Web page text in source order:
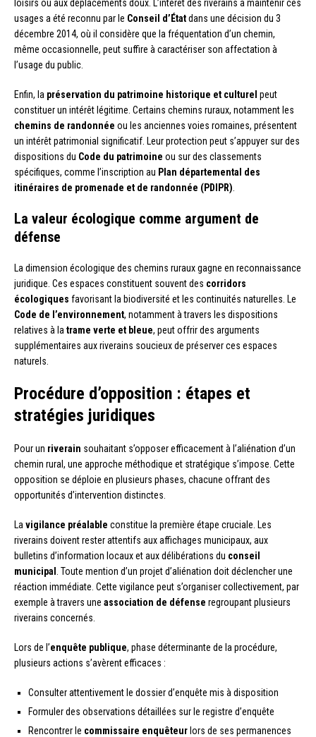
loisirs ou aux déplacements doux. L’intérêt des riverains à maintenir ces
usages a été reconnu par le Conseil d’Étatdans une décision du 3
décembre 2014, où il considère que la fréquentation d’un chemin,
même occasionnelle, peut suffire à caractériser son affectation à
l’usage du public.
Enfin, la préservation du patrimoine historique et culturel peut
constituer un intérêt légitime. Certains chemins ruraux, notamment les
chemins de randonnée ou les anciennes voies romaines, présentent
un intérêt patrimonial significatif. Leur protection peut s’appuyer sur des
dispositions du Code du patrimoine ou sur des classements
spécifiques, comme l’inscription au Plan départemental des
itinéraires de promenade et de randonnée (PDIPR)
La valeur écologique comme argument de
défense
La dimension écologique des chemins ruraux gagne en reconnaissance
juridique. Ces espaces constituent souvent des corridors
écologiques favorisant la biodiversité et les continuités naturelles. Le
Code de l’environnement, notamment à travers les dispositions
relatives à la trame verte et bleue, peut offrir des arguments
supplémentaires aux riverains soucieux de préserver ces espaces
naturels.
Procédure d’opposition : étapes et
stratégies juridiques
Pour un riverain souhaitant s’opposer efficacement à l’aliénation d’un
chemin rural, une approche méthodique et stratégique s’impose. Cette
opposition se déploie en plusieurs phases, chacune offrant des
opportunités d’intervention distinctes.
La vigilance préalable constitue la première étape cruciale. Les
riverains doivent rester attentifs aux affichages municipaux, aux
bulletins d’information locaux et aux délibérations du conseil
municipal
. Toute mention d’un projet d’aliénation doit déclencher une
réaction immédiate. Cette vigilance peut s’organiser collectivement, par
exemple à travers une association de défense regroupant plusieurs
riverains concernés.
Lors de l’enquête publique, phase déterminante de la procédure,
plusieurs actions s’avèrent efficaces :
Consulter attentivement le dossier d’enquête mis à disposition
Formuler des observations détaillées sur le registre d’enquête
Rencontrer le commissaire enquêteur lors de ses permanences